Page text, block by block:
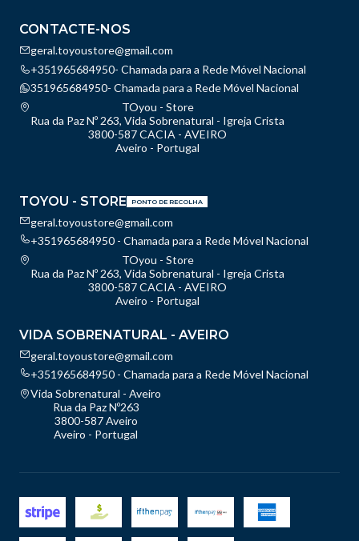
CONTACTE-NOS
geral.toyoustore@gmail.com
+351965684950- Chamada para a Rede Móvel Nacional
351965684950- Chamada para a Rede Móvel Nacional
TOyou - Store
Rua da Paz Nº 263, Vida Sobrenatural - Igreja Crista
3800-587 CACIA - AVEIRO
Aveiro - Portugal
TOYOU - STORE PONTO DE RECOLHA
geral.toyoustore@gmail.com
+351965684950 - Chamada para a Rede Móvel Nacional
TOyou - Store
Rua da Paz Nº 263, Vida Sobrenatural - Igreja Crista
3800-587 CACIA - AVEIRO
Aveiro - Portugal
VIDA SOBRENATURAL - AVEIRO
geral.toyoustore@gmail.com
+351965684950 - Chamada para a Rede Móvel Nacional
Vida Sobrenatural - Aveiro
Rua da Paz Nº263
3800-587 Aveiro
Aveiro - Portugal